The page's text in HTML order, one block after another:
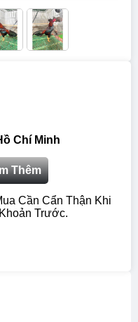
Chí Minh
Thêm
Cần Cẩn Thận Khi
Trước.